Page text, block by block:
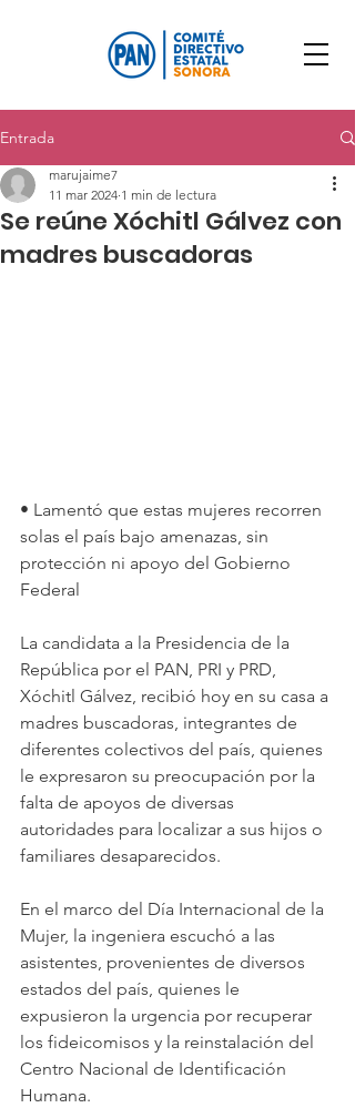
Entrada
Se reúne Xóchitl Gálvez con
madres buscadoras
marujaime7
11 mar 2024 1 min de lectura
• Lamentó que estas mujeres recorren
solas el país bajo amenazas, sin
protección ni apoyo del Gobierno
Federal
La candidata a la Presidencia de la
República por el PAN, PRI y PRD,
Xóchitl Gálvez, recibió hoy en su casa a
madres buscadoras, integrantes de
diferentes colectivos del país, quienes
le expresaron su preocupación por la
falta de apoyos de diversas
autoridades para localizar a sus hijos o
familiares desaparecidos.
En el marco del Día Internacional de la
Mujer, la ingeniera escuchó a las
asistentes, provenientes de diversos
estados del país, quienes le
expusieron la urgencia por recuperar
los fideicomisos y la reinstalación del
Centro Nacional de Identificación
Humana.